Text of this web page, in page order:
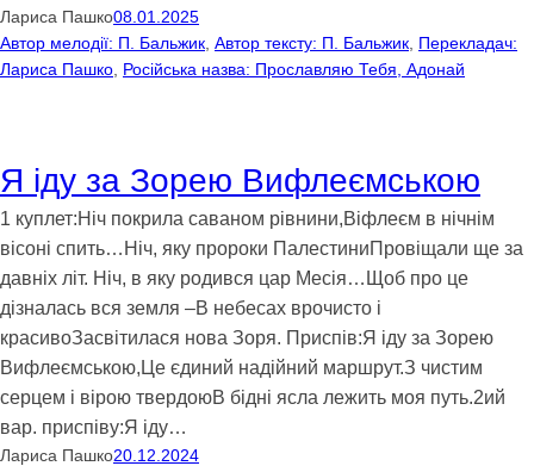
Лариса Пашко08.01.2025
Автор мелодії: П. Бальжик Автор тексту: П. Бальжик Перекладач:
Лариса Пашко Російська назва: Прославляю Тебя, Адонай
Я іду за Зорею Вифлеємською
1 куплет:Ніч покрила саваном рівнини,Віфлеєм в нічнім
вісоні спить…Ніч, яку пророки ПалестиниПровіщали ще за
давніх літ. Ніч, в яку родився цар Месія…Щоб про це
дізналась вся земля –В небесах врочисто і
красивоЗасвітилася нова Зоря. Приспів:Я іду за Зорею
Вифлеємською,Це єдиний надійний маршрут.З чистим
серцем і вірою твердоюВ бідні ясла лежить моя путь.2ий
вар. приспіву:Я іду…
Лариса Пашко20.12.2024